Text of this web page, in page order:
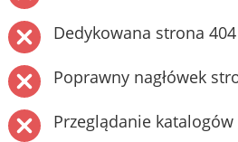
Dedykowana strona 404
Poprawny nagłówek
Przeglądanie katalogów